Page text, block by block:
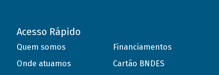
Acesso Rápido
Quem somos
Onde atuamos
Financiamentos
Cartão BNDES